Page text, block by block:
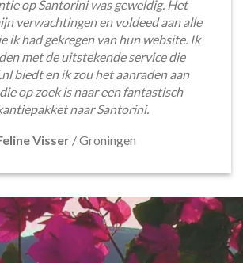
op Santorini was geweldig. Het
verwachtingen en voldeed aan alle
ik had gekregen van hun website. Ik
met de uitstekende service die
biedt en ik zou het aanraden aan
op zoek is naar een fantastisch
naar Santorini.
Visser /Groningen